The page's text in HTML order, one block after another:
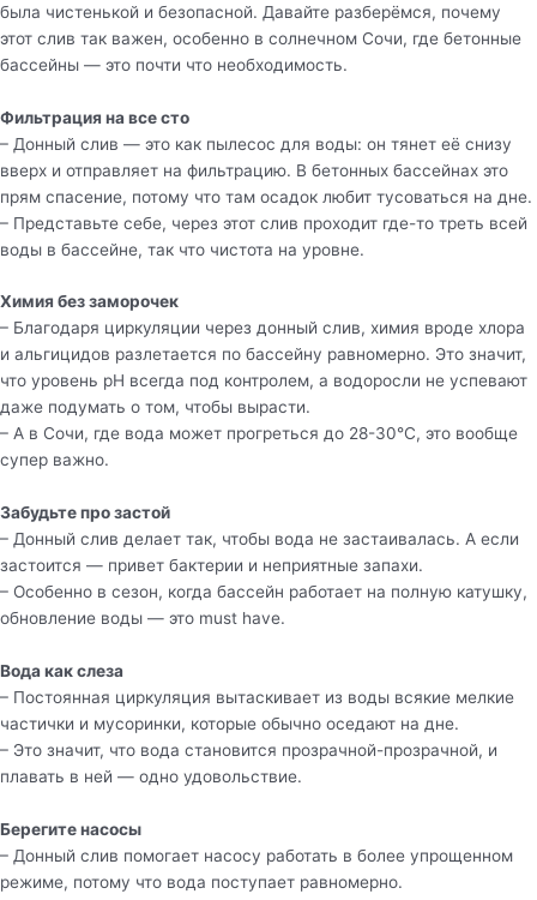
была чистенькой и безопасной. Давайте разберёмся, почему
этот слив так важен, особенно в солнечном Сочи, где бетонные
бассейны — это почти что необходимость.
Фильтрация на все сто
– Донный слив — это как пылесос для воды: он тянет её снизу
вверх и отправляет на фильтрацию. В бетонных бассейнах это
прям спасение, потому что там осадок любит тусоваться на дне.
– Представьте себе, через этот слив проходит где-то треть всей
воды в бассейне, так что чистота на уровне.
Химия без заморочек
– Благодаря циркуляции через донный слив, химия вроде хлора
и альгицидов разлетается по бассейну равномерно. Это значит,
что уровень pH всегда под контролем, а водоросли не успевают
даже подумать о том, чтобы вырасти.
– А в Сочи, где вода может прогреться до 28-30°C, это вообще
супер важно.
Забудьте про застой
– Донный слив делает так, чтобы вода не застаивалась. А если
застоится — привет бактерии и неприятные запахи.
– Особенно в сезон, когда бассейн работает на полную катушку,
обновление воды — это must have.
Вода как слеза
– Постоянная циркуляция вытаскивает из воды всякие мелкие
частички и мусоринки, которые обычно оседают на дне.
– Это значит, что вода становится прозрачной-прозрачной, и
плавать в ней — одно удовольствие.
Берегите насосы
– Донный слив помогает насосу работать в более упрощенном
режиме, потому что вода поступает равномерно.